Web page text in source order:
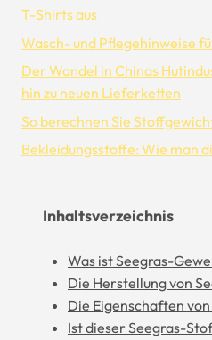
T-Shirts aus
Wasch- und Pflegehinweise
Der Wandel in Chinas
hin zu neuen Lieferketten
So berechnen Sie
Bekleidungsstoffe: Wie man
Inhaltsverzeichnis
Was ist Seegras-
Die Herstellung von
Die Eigenschaften
Ist dieser Seegras-